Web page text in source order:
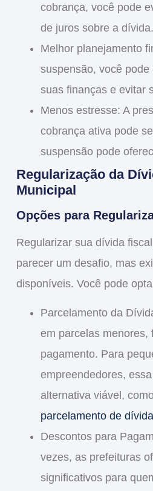
cobrança, você pode
de juros sobre a dívida.
Melhor planejamento
suspensão, você
suas finanças e evitar
Menos estresse: A
cobrança ativa pode
suspensão pode
Regularização da
Municipal
Opções para
Regularizar sua dívida
parecer um desafio, mas
disponíveis. Você pode
Parcelamento da
em parcelas menores,
pagamento. Para
empreendedores,
alternativa viável,
parcelamento de
Descontos para
vezes, as prefeituras
significativos para